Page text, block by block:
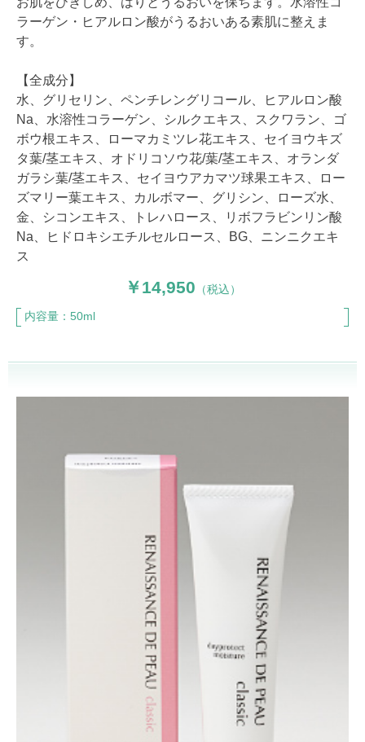
ラーゲン・ヒアルロン酸がうるおいある素肌に整えま
す。
【全成分】
水、グリセリン、ペンチレングリコール、ヒアルロン酸
Na、水溶性コラーゲン、シルクエキス、スクワラン、ゴ
ボウ根エキス、ローマカミツレ花エキス、セイヨウキズ
タ葉/茎エキス、オドリコソウ花/葉/茎エキス、オランダ
ガラシ葉/茎エキス、セイヨウアカマツ球果エキス、ロー
ズマリー葉エキス、カルボマー、グリシン、ローズ水、
金、シコンエキス、トレハロース、リボフラビンリン酸
Na、ヒドロキシエチルセルロース、BG、ニンニクエキ
ス
14,950 （税込）
内容量：50ml